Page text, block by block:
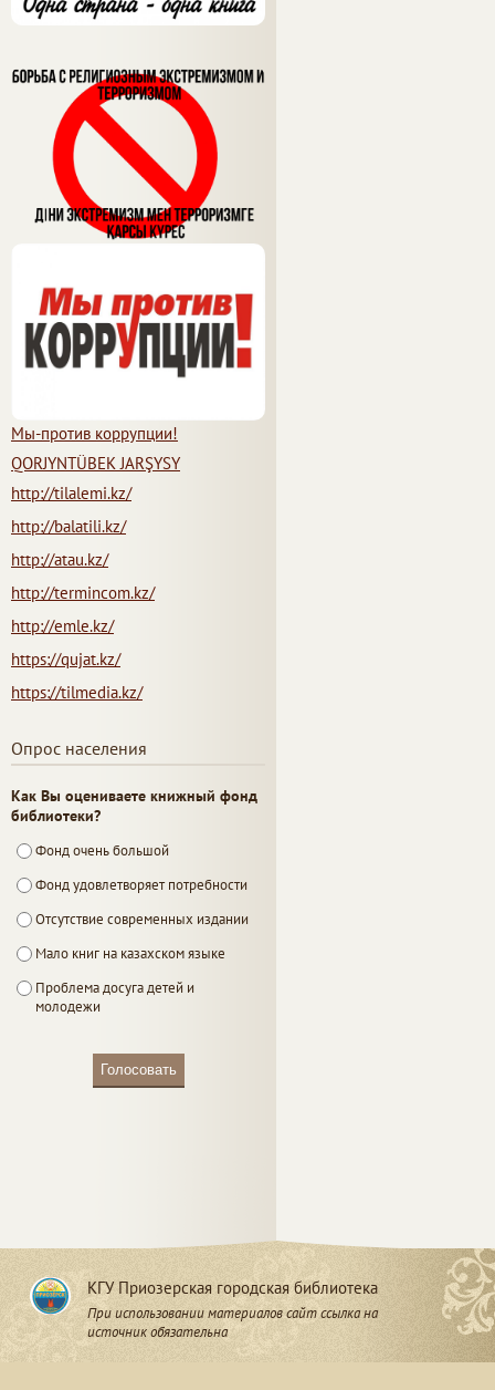
Мы-против коррупции!
QORJYNTÜBEK JARŞYSY
http://tilalemi.kz/
http://balatili.kz/
http://atau.kz/
http://termincom.kz/
http://emle.kz/
https://qujat.kz/
https://tilmedia.kz/
Опрос населения
Как Вы оцениваете книжный фонд
библиотеки?
Фонд очень большой
Фонд удовлетворяет потребности
Отсутствие современных издании
Мало книг на казахском языке
Проблема досуга детей и
молодежи
Голосовать
КГУ Приозерская городская библиотека
При использовании материалов сайт ссылка на
источник обязательна